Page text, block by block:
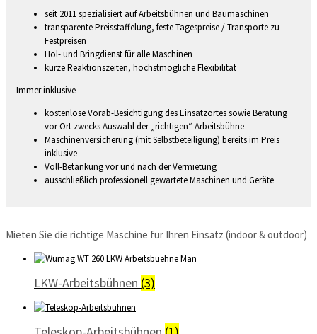
seit 2011 spezialisiert auf Arbeitsbühnen und Baumaschinen
transparente Preisstaffelung, feste Tagespreise / Transporte zu
Festpreisen
Hol- und Bringdienst für alle Maschinen
kurze Reaktionszeiten, höchstmögliche Flexibilität
Immer inklusive
kostenlose Vorab-Besichtigung des Einsatzortes sowie Beratung
vor Ort zwecks Auswahl der „richtigen“ Arbeitsbühne
Maschinenversicherung (mit Selbstbeteiligung) bereits im Preis
inklusive
Voll-Betankung vor und nach der Vermietung
ausschließlich professionell gewartete Maschinen und Geräte
Mieten Sie die richtige Maschine für Ihren Einsatz (indoor & outdoor)
LKW-Arbeitsbühnen (3)